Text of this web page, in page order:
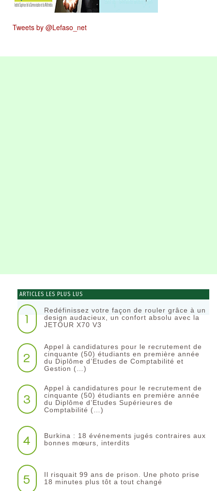
Tweets by @Lefaso_net
ARTICLES LES PLUS LUS
1
Redéfinissez votre façon de rouler grâce à un
design audacieux, un confort absolu avec la
JETOUR X70 V3
2
Appel à candidatures pour le recrutement de
cinquante (50) étudiants en première année
du Diplôme d’Etudes de Comptabilité et
Gestion (…)
3
Appel à candidatures pour le recrutement de
cinquante (50) étudiants en première année
du Diplôme d’Etudes Supérieures de
Comptabilité (…)
4
Burkina : 18 événements jugés contraires aux
bonnes mœurs, interdits
5
Il risquait 99 ans de prison. Une photo prise
18 minutes plus tôt a tout changé